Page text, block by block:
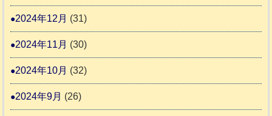
2024年12月 (31)
2024年11月 (30)
2024年10月 (32)
2024年9月 (26)